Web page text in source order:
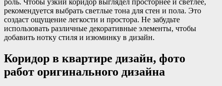
рекомендуется выбрать светлые тона для стен и пола. Это
создаст ощущение легкости и простора. Не забудьте
использовать различные декоративные элементы, чтобы
добавить нотку стиля и изюминку в дизайн.
Коридор в квартире дизайн, фото
работ оригинального дизайна